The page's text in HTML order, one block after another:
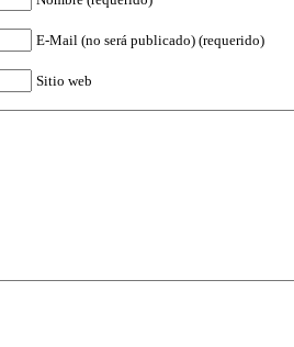
E-Mail (no será publicado) (requerido)
Sitio web